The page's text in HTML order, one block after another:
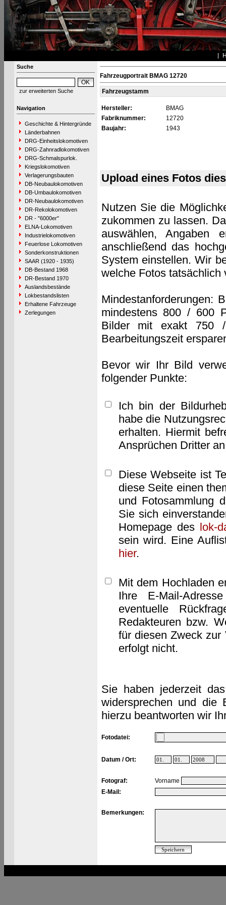
Suche
zur erweiterten Suche
Navigation
Geschichte & Hintergründe
Länderbahnen
DRG-Einheitslokomotiven
DRG-Zahnradlokomotiven
DRG-Schmalspurlok.
Kriegslokomotiven
Verlagerungsbauten
DB-Neubaulokomotiven
DB-Umbaulokomotiven
DR-Neubaulokomotiven
DR-Rekolokomotiven
DR - "6000er"
ELNA-Lokomotiven
Industrielokomotiven
Feuerlose Lokomotiven
Sonderkonstruktionen
SAAR (1920 - 1935)
DB-Bestand 1968
DR-Bestand 1970
Auslandsbestände
Lokbestandslisten
Erhaltene Fahrzeuge
Zerlegungen
Fahrzeugportrait BMAG 12720
Fahrzeugstamm
Hersteller:
BMAG
Fabriknummer:
12720
Baujahr:
1943
Upload eines Fotos
Nutzen Sie die
zukommen zu lassen.
auswählen, Angaben
anschließend das
System einstellen. Wir
welche Fotos tatsächlich
Mindestanforderungen:
mindestens 800 / 600
Bilder mit exakt 750
Bearbeitungszeit
Bevor wir Ihr Bild
folgender Punkte:
Ich bin der
habe die
erhalten. Hiermit
Ansprüchen Dritter
Diese Webseite ist
diese Seite einen
und Fotosammlung
Sie sich
Homepage des lok-
sein wird. Eine
hier.
Mit dem Hochladen
Ihre E-Mail-
eventuelle
Redakteuren bzw.
für diesen Zweck zur
erfolgt nicht.
Sie haben jederzeit
widersprechen und die
hierzu beantworten wir
Fotodatei:
Datum / Ort:
Fotograf:
Vorname
E-Mail:
Bemerkungen: